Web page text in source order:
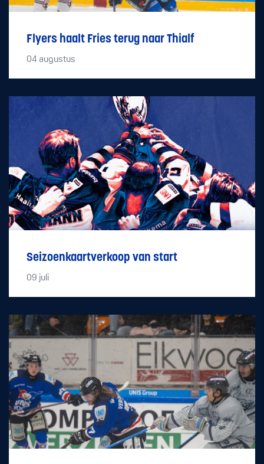
Flyers haalt Fries terug naar Thialf
04 augustus
Seizoenkaartverkoop van start
09 juli